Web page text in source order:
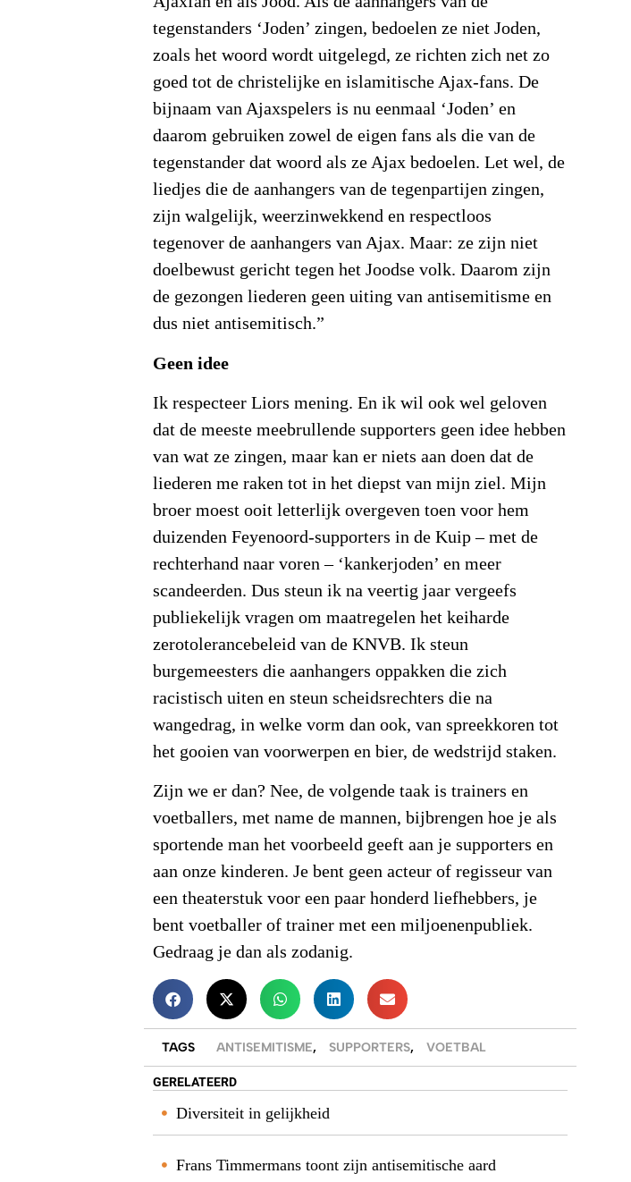
tegenstanders ‘Joden’ zingen, bedoelen ze niet Joden,
zoals het woord wordt uitgelegd, ze richten zich net zo
goed tot de christelijke en islamitische Ajax-fans. De
bijnaam van Ajaxspelers is nu eenmaal ‘Joden’ en
daarom gebruiken zowel de eigen fans als die van de
tegenstander dat woord als ze Ajax bedoelen. Let wel, de
liedjes die de aanhangers van de tegenpartijen zingen,
zijn walgelijk, weerzinwekkend en respectloos
tegenover de aanhangers van Ajax. Maar: ze zijn niet
doelbewust gericht tegen het Joodse volk. Daarom zijn
de gezongen liederen geen uiting van antisemitisme en
dus niet antisemitisch.”
Geen idee
Ik respecteer Liors mening. En ik wil ook wel geloven
dat de meeste meebrullende supporters geen idee hebben
van wat ze zingen, maar kan er niets aan doen dat de
liederen me raken tot in het diepst van mijn ziel. Mijn
broer moest ooit letterlijk overgeven toen voor hem
duizenden Feyenoord-supporters in de Kuip – met de
rechterhand naar voren – ‘kankerjoden’ en meer
scandeerden. Dus steun ik na veertig jaar vergeefs
publiekelijk vragen om maatregelen het keiharde
zerotolerancebeleid van de KNVB. Ik steun
burgemeesters die aanhangers oppakken die zich
racistisch uiten en steun scheidsrechters die na
wangedrag, in welke vorm dan ook, van spreekkoren tot
het gooien van voorwerpen en bier, de wedstrijd staken.
Zijn we er dan? Nee, de volgende taak is trainers en
voetballers, met name de mannen, bijbrengen hoe je als
sportende man het voorbeeld geeft aan je supporters en
aan onze kinderen. Je bent geen acteur of regisseur van
een theaterstuk voor een paar honderd liefhebbers, je
bent voetballer of trainer met een miljoenenpubliek.
Gedraag je dan als zodanig.
TAGS ANTISEMITISME, SUPPORTERS, VOETBAL
GERELATEERD
Diversiteit in gelijkheid
Frans Timmermans toont zijn antisemitische aard